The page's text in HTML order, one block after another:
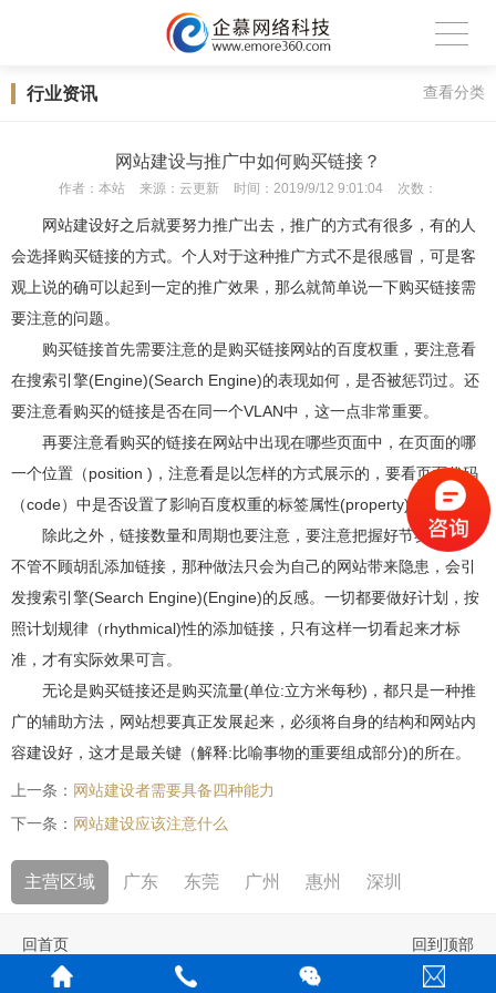
行业资讯 查看分类
网站建设与推广中如何购买链接？
作者： 本站 来源： 云更新 时间： 2019/9/12 9:01:04 次数：
网站建设好之后就要努力推广出去，推广的方式有很多，有的人
会选择购买链接的方式。个人对于这种推广方式不是很感冒，可是客
观上说的确可以起到一定的推广效果，那么就简单说一下购买链接需
要注意的问题。
购买链接首先需要注意的是购买链接网站的百度权重，要注意看
在搜索引擎(Engine)(Search Engine)的表现如何，是否被惩罚过。还
要注意看购买的链接是否在同一个VLAN中，这一点非常重要。
再要注意看购买的链接在网站中出现在哪些页面中，在页面的哪
一个位置（position )，注意看是以怎样的方式展示的，要看页面代码
（code）中是否设置了影响百度权重的标签属性(property)。
除此之外，链接数量和周期也要注意，要注意把握好节奏，不要
不管不顾胡乱添加链接，那种做法只会为自己的网站带来隐患，会引
发搜索引擎(Search Engine)(Engine)的反感。一切都要做好计划，按
照计划规律（rhythmical)性的添加链接，只有这样一切看起来才标
准，才有实际效果可言。
无论是购买链接还是购买流量(单位:立方米每秒)，都只是一种推
广的辅助方法，网站想要真正发展起来，必须将自身的结构和网站内
容建设好，这才是最关键（解释:比喻事物的重要组成部分)的所在。
上一条： 网站建设者需要具备四种能力
下一条： 网站建设应该注意什么
主营区域 广东 东莞 广州 惠州 深圳
回首页 回到顶部
版权所有： 企慕网络科技